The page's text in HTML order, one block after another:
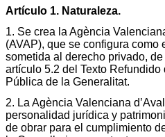
Artículo 1. Naturaleza.
1. Se crea la Agència
(AVAP), que se configura
sometida al derecho privado,
artículo 5.2 del Texto
Pública de la Generalitat.
2. La Agència Valenciana
personalidad jurídica y
de obrar para el cumplimiento